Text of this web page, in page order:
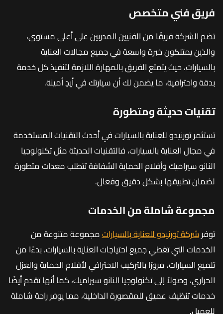
فريق فني متخصص
تضم الشركة فريقًا من الفنيين المدربين على أعلى مستوى،
والذين يمتلكون خبرة واسعة في جميع مجالات العناية
بالسيارات، حيث يتمتع الفريق بالمهارة اللازمة لتنفيذ كل خدمة
بدقة واحترافية، ما يضمن لك أن سيارتك في أيدٍ أمينة.
تقنيات حديثة ومتطورة
تستثمر تورنيدو للعناية بالسيارات في أحدث التقنيات المستخدمة
في مجال العناية بالسيارات، فالتقنيات الحديثة مثل تكنولوجيا
النانو سيراميك وأفلام الحماية الشفافة تتطلب معدات متطورة
لضمان تطبيقها بشكل دقيق وفعال.
مجموعة شاملة من الخدمات
توفرشركة تورنيدو للعناية بالسياراتمجموعة متنوعة من
الخدمات التي تغطي جميع احتياجات العناية بالسيارات، بدءًا من
تلميع السيارات، مرورًا بالتركيب الاحترافي لأفلام الحماية والعزل
الحراري، وصولاً إلى تكنولوجيا النانو سيراميك، كما أنها تقدم أيضًا
خدمات تنظيف عميق للمقصورة الداخلية، مما يوفر راحة شاملة
للعميل.